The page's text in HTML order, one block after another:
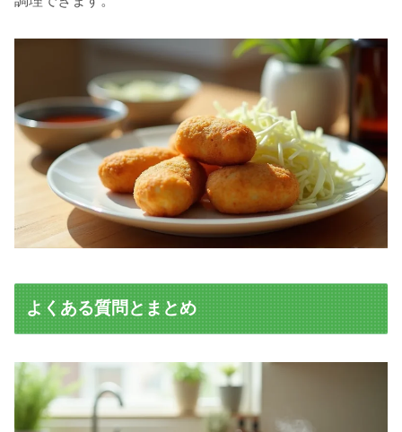
よくある質問とまとめ